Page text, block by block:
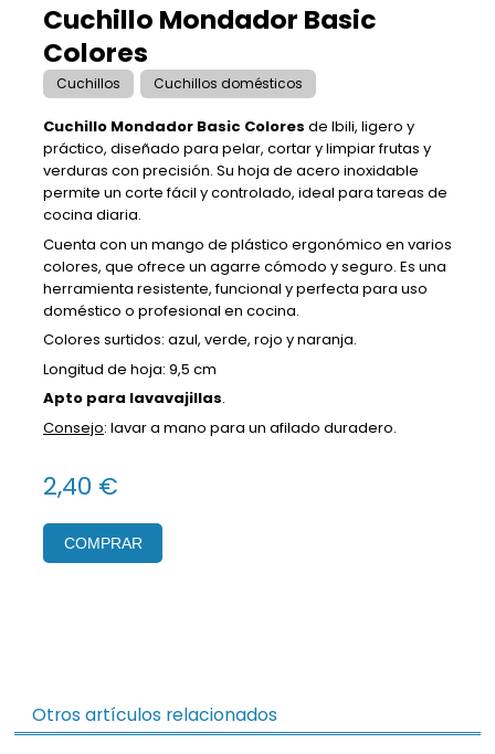
Cuchillo Mondador Basic
Colores
Cuchillos Cuchillos domésticos
Cuchillo Mondador Basic Colores de Ibili, ligero y
práctico, diseñado para pelar, cortar y limpiar frutas y
verduras con precisión. Su hoja de acero inoxidable
permite un corte fácil y controlado, ideal para tareas de
cocina diaria.
Cuenta con un mango de plástico ergonómico en varios
colores, que ofrece un agarre cómodo y seguro. Es una
herramienta resistente, funcional y perfecta para uso
doméstico o profesional en cocina.
Colores surtidos: azul, verde, rojo y naranja.
Longitud de hoja: 9,5 cm
Apto para lavavajillas.
Consejo: lavar a mano para un afilado duradero.
2,40 €
COMPRAR
Otros artículos relacionados